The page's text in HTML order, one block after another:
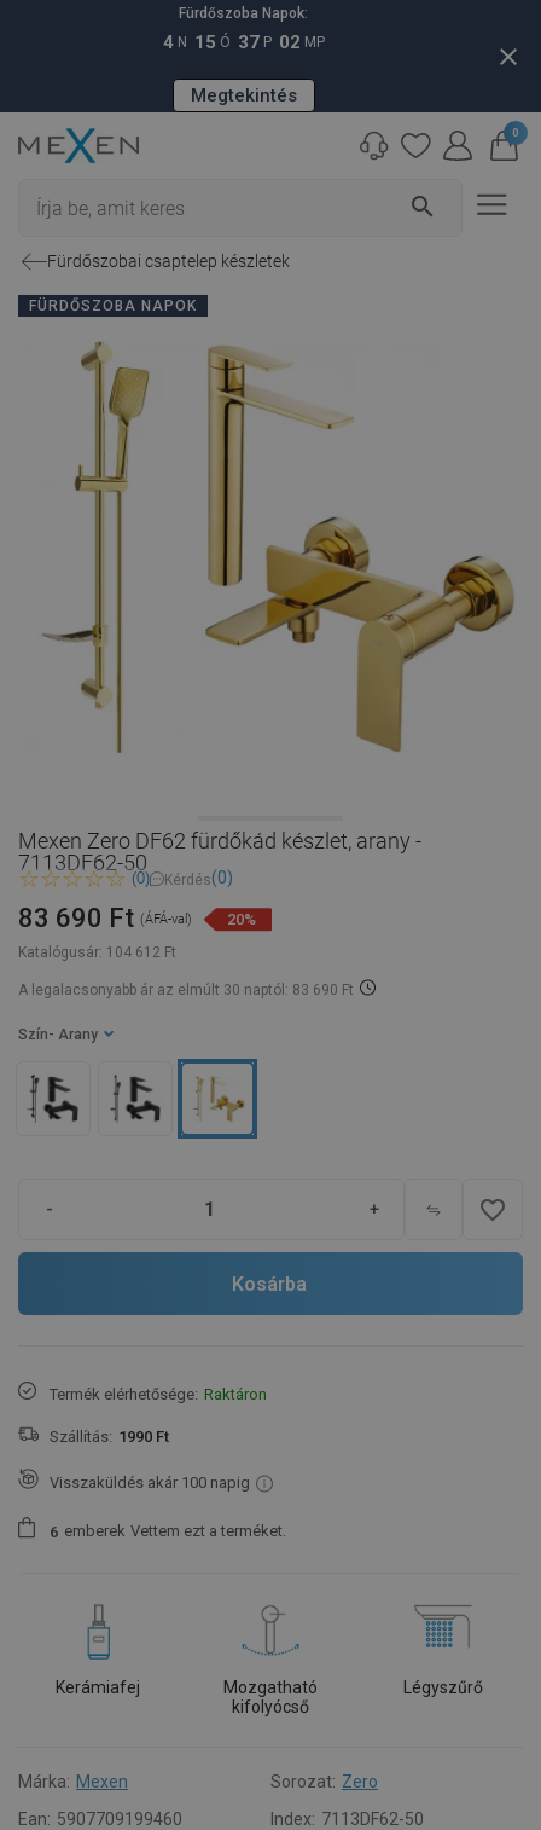
Fürdőszoba Napok:
4 N 15 Ó 37 P 02 MP
Megtekintés
close
search
0
Fürdőszobai csaptelep készletek
FÜRDŐSZOBA NAPOK
Mexen Zero DF62 fürdőkád készlet, arany -
7113DF62-50
(0) Kérdés(0)
Katalógusár: 104 612 Ft
83 690 Ft (ÁFÁ-val) 20%
A legalacsonyabb ár az elmúlt 30 naptól: 83 690 Ft
Szín - Arany
- + favorite_border
Kosárba
Termék elérhetősége: Raktáron
Szállítás: 1990 Ft
Visszaküldés akár 100 napig
6 emberek Vettem ezt a terméket.
Kerámiafej
Mozgatható
kifolyócső
Légyszűrő
Márka: Mexen Sorozat: Zero
Ean: 5907709199460 Index: 7113DF62-50